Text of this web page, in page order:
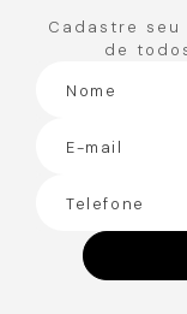
Cadastre
de